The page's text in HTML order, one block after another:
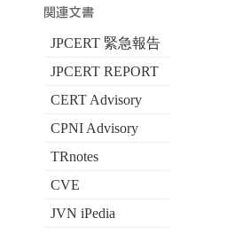
JPCERT 緊急報告
JPCERT REPORT
CERT Advisory
CPNI Advisory
TRnotes
CVE
JVN iPedia